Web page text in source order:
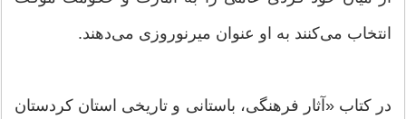
انتخاب می‌کنند به او عنوان میرنوروزی می‌دهند.
در کتاب «آثار فرهنگی، باستانی و تاریخی استان کردستان